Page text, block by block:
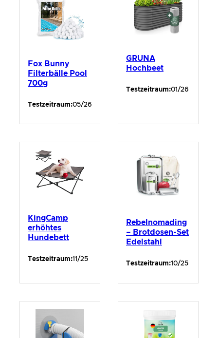
Fox Bunny
Filterbälle Pool
700g
Testzeitraum:05/26
GRUNA
Hochbeet
Testzeitraum:01/26
KingCamp
erhöhtes
Hundebett
Testzeitraum:11/25
Rebelnomading
– Brotdosen-Set
Edelstahl
Testzeitraum:10/25